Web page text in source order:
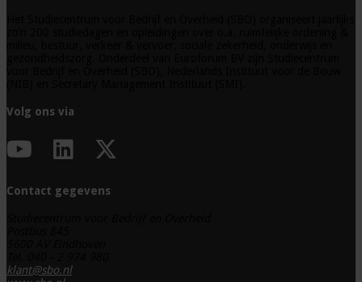
Volg ons via
Contact gegevens
klant@sbo.nl